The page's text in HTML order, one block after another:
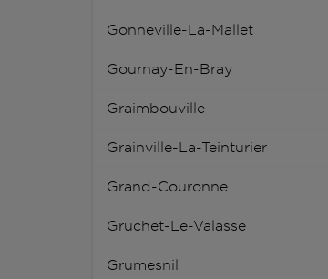
Gonneville-La-Mallet
Gournay-En-Bray
Graimbouville
Grainville-La-Teinturier
Grand-Couronne
Gruchet-Le-Valasse
Grumesnil